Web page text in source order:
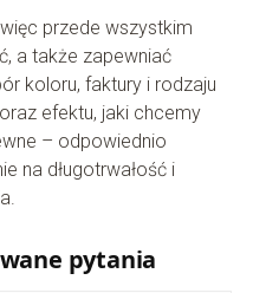
przede wszystkim
a także zapewniać
koloru, faktury i rodzaju
efektu, jaki chcemy
– odpowiednio
na długotrwałość i
pytania